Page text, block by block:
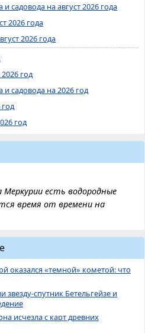
садовода на август 2026 года
2026 года
2026 года
год
садовода на 2026 год
год
есть водородные
время от времени на
оказался «темной» кометой: что
спутник Бетельгейзе и
исчезла с карт древних